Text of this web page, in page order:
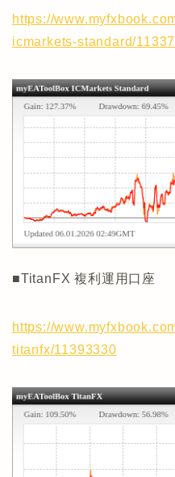
https://
icmarkets-standard/
■TitanFX 複利運用口座
https://
titanfx/11393330